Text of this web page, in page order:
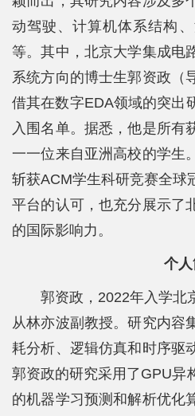
所
中
师
资
队
研
究
党
动驾驶、计算机体系结构
等。其中，北京大学集成电
系统方向的博士生郭资政（
借其在数字EDA领域的突出
入围名单。据悉，他是所有
一一位来自亚洲高校的学生
斩获ACM学生科研竞赛全球
平台的认可，也充分展示了
的国际影响力。
个
郭资政，2022年入学北
从林亦波副教授。研究内容
耗分析、逻辑仿真和时序驱
郭资政的研究采用了GPU异
的机器学习预测和解析优化